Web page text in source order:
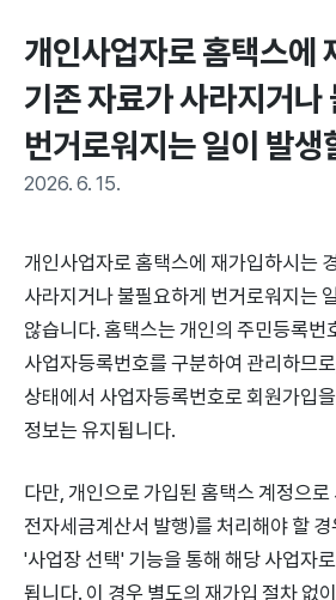
개인사업자로 홈택스에
기존 자료가 사라지거나
번거로워지는 일이 발
2026. 6. 15.
개인사업자로 홈택스에 재가입하시는
사라지거나 불필요하게 번거로워지는
않습니다. 홈택스는 개인의 주민등록번
사업자등록번호를 구분하여 관리하므
상태에서 사업자등록번호로 회원가입
정보는 유지됩니다.
다만, 개인으로 가입된 홈택스 계정으
전자세금계산서 발행)를 처리해야 할
'사업장 선택' 기능을 통해 해당 사업자
됩니다. 이 경우 별도의 재가입 절차 없